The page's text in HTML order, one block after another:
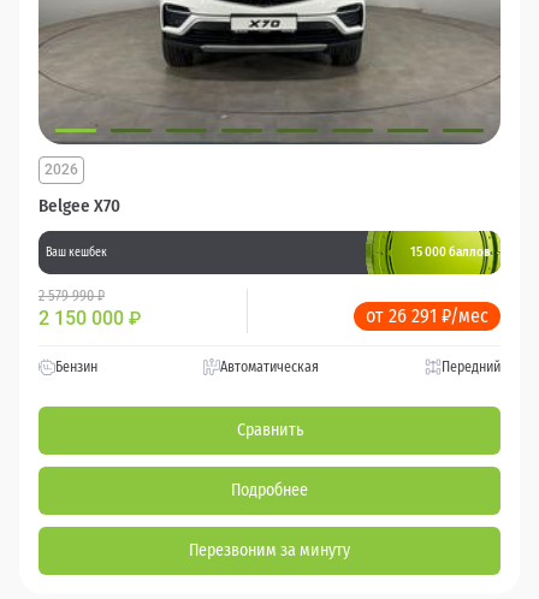
Belgee X70
2026
Ваш кешбек 15 000 баллов
2 579 990 ₽
2 150 000 ₽ от 26 291 ₽/мес
Бензин Автоматическая Передний
Сравнить
Подробнее
Перезвоним за минуту